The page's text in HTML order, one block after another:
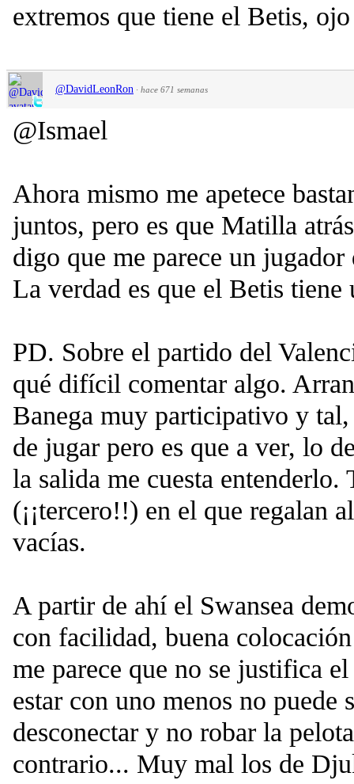
extremos que tiene el Betis,
@DavidLeonRon · hace 671 semanas
@Ismael
Ahora mismo me apetece
juntos, pero es que Matilla
digo que me parece un
La verdad es que el Betis
PD. Sobre el partido del
qué difícil comentar algo.
Banega muy participativo y tal,
de jugar pero es que a ver, lo
la salida me cuesta
(¡¡tercero!!) en el que regalan
vacías.
A partir de ahí el Swansea
con facilidad, buena
me parece que no se justifica
estar con uno menos no puede
desconectar y no robar la
contrario... Muy mal los de